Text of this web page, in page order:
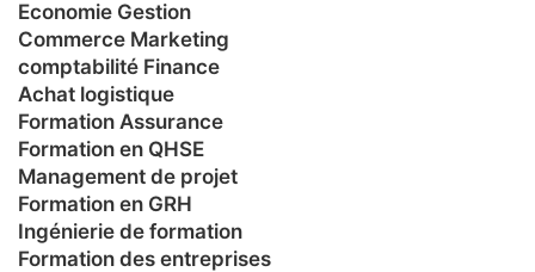
Economie Gestion
Commerce Marketing
comptabilité Finance
Achat logistique
Formation Assurance
Formation en QHSE
Management de projet
Formation en GRH
Ingénierie de formation
Formation des entreprises